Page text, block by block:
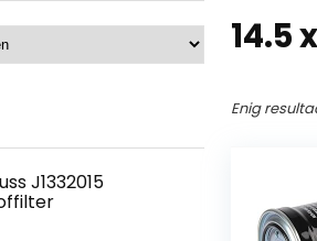
J1332015
‎14.5
Enig